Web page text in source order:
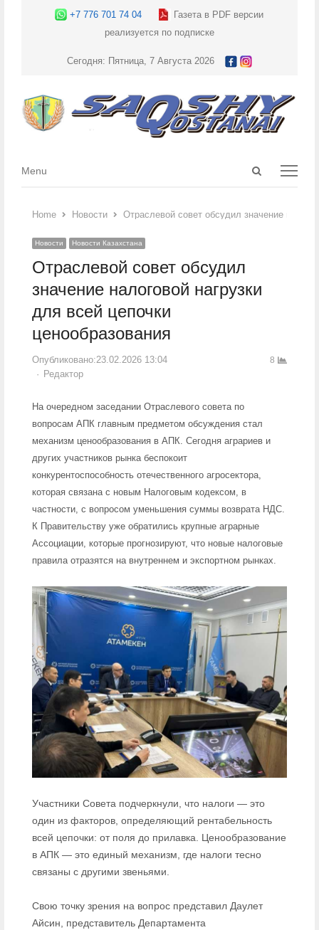
+7 776 701 74 04
Газета в PDF версии
реализуется по подписке
Сегодня: Пятница, 7 Августа 2026
Open
Menu
Menu
Home Новости Отраслевой совет обсудил значение
Новости Новости Казахстана
Отраслевой совет обсудил
значение налоговой нагрузки
для всей цепочки
ценообразования
Опубликовано:23.02.2026 13:04
Author
Редактор
8
На очередном заседании Отраслевого совета по
вопросам АПК главным предметом обсуждения стал
механизм ценообразования в АПК. Сегодня аграриев и
других участников рынка беспокоит
конкурентоспособность отечественного агросектора,
которая связана с новым Налоговым кодексом, в
частности, с вопросом уменьшения суммы возврата НДС.
К Правительству уже обратились крупные аграрные
Ассоциации, которые прогнозируют, что новые налоговые
правила отразятся на внутреннем и экспортном рынках.
Участники Совета подчеркнули, что налоги — это
один из факторов, определяющий рентабельность
всей цепочки: от поля до прилавка. Ценообразование
в АПК — это единый механизм, где налоги тесно
связаны с другими звеньями.
Свою точку зрения на вопрос представил Даулет
Айсин, представитель Департамента